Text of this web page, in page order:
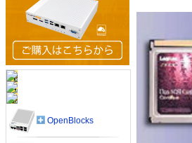
OpenBlocks